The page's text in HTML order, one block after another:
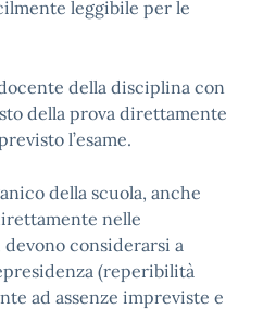
leggibile per le
della disciplina con
della prova direttamente
l’esame.
della scuola, anche
nelle
considerarsi a
(reperibilità
ad assenze impreviste e